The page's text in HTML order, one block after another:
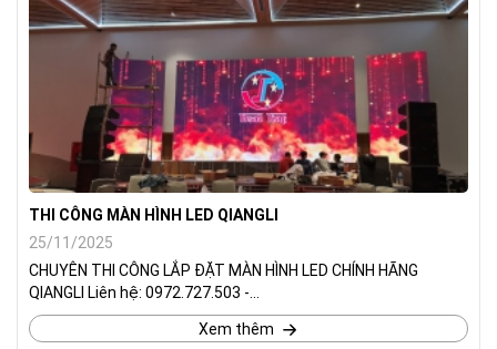
THI CÔNG MÀN HÌNH LED QIANGLI
25/11/2025
CHUYÊN THI CÔNG LẮP ĐẶT MÀN HÌNH LED CHÍNH HÃNG
QIANGLI Liên hệ: 0972.727.503 -...
Xem thêm